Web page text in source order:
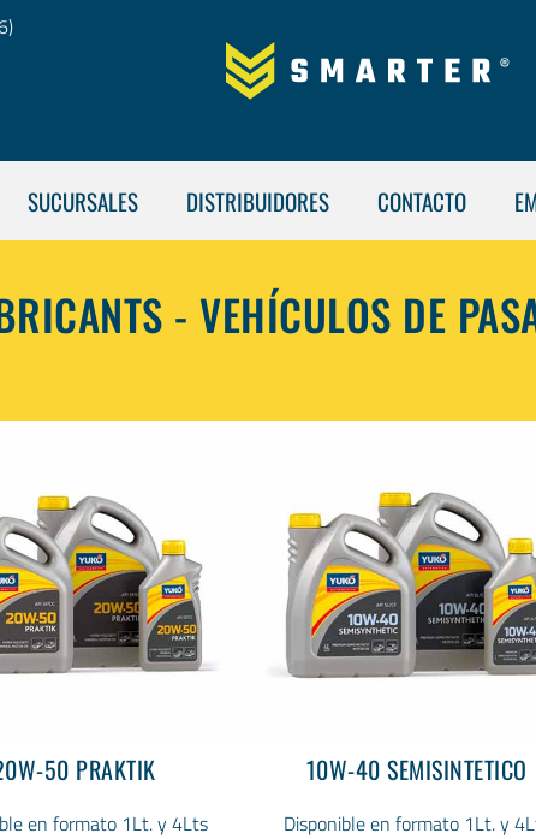
SUCURSALES DISTRIBUIDORES CONTACTO
- VEHÍCULOS DE
50 PRAKTIK
en formato 1Lt. y 4Lts
10W-40 SEMISINTETICO
Disponible en formato 1Lt. y